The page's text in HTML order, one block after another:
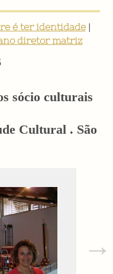
é ter identidade|
diretor matriz
sócio culturais
Cultural . São
→